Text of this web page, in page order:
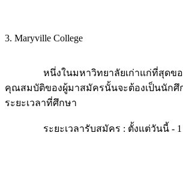
3. Maryville College
หนึ่งในมหาวิทยาลัยเก่าแก่ที่สุดของสห
คุณสมบัติของผู้มาสมัครนั้นจะต้องเป็นนักศึ
ระยะเวลาที่ศึกษา
ระยะเวลารับสมัคร : ตั้งแต่วันนี้ - 1